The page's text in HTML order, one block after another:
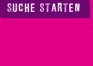
SUCHE STARTEN